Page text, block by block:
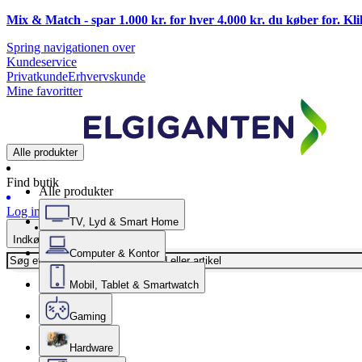
Mix & Match - spar 1.000 kr. for hver 4.000 kr. du køber for.
Spring navigationen over
Kundeservice
PrivatkundeErhvervskunde
Mine favoritter
Alle produkter
Find butik
Log ind
Indkøbskurv
Alle produkter
TV, Lyd & Smart Home
Computer & Kontor
Mobil, Tablet & Smartwatch
Gaming
Hardware